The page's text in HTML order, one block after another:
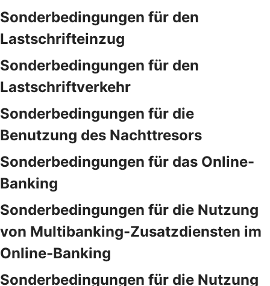
Sonderbedingungen für den
Lastschrifteinzug
Sonderbedingungen für den
Lastschriftverkehr
Sonderbedingungen für die
Benutzung des Nachttresors
Sonderbedingungen für das Online-
Banking
Sonderbedingungen für die Nutzung
von Multibanking-Zusatzdiensten im
Online-Banking
Sonderbedingungen für die Nutzung